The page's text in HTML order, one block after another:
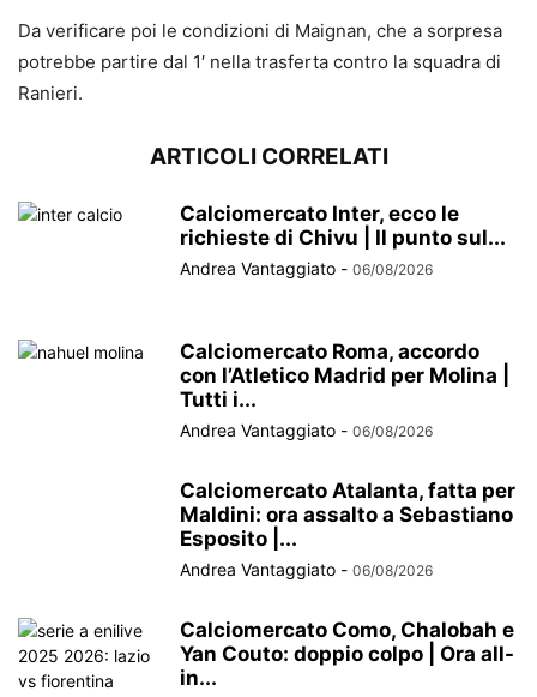
Da verificare poi le condizioni di Maignan, che a sorpresa
potrebbe partire dal 1′ nella trasferta contro la squadra di
Ranieri.
ARTICOLI CORRELATI
Calciomercato Inter, ecco le
richieste di Chivu | Il punto sul...
Andrea Vantaggiato - 06/08/2026
Calciomercato Roma, accordo
con l’Atletico Madrid per Molina |
Tutti i...
Andrea Vantaggiato - 06/08/2026
Calciomercato Atalanta, fatta per
Maldini: ora assalto a Sebastiano
Esposito |...
Andrea Vantaggiato - 06/08/2026
Calciomercato Como, Chalobah e
Yan Couto: doppio colpo | Ora all-
in...